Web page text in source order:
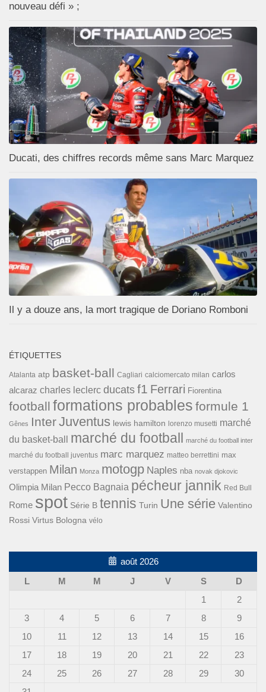
nouveau défi » ;
Ducati, des chiffres records même sans Marc Marquez
Il y a douze ans, la mort tragique de Doriano Romboni
ÉTIQUETTES
Atalanta atp basket-ball Cagliari calciomercato milan carlos
alcaraz charles leclerc ducats f1 Ferrari Fiorentina
football formations probables formule 1
Gênes InterJuventus lewis hamilton lorenzo musetti marché
du basket-ball
marché du football marché du football inter
marché du football juventus marc marquez matteo berrettini max
verstappen Milan Monza motogp Naples nba novak djokovic
Olimpia Milan Pecco Bagnaia pécheur jannik Red Bull
Rome spot Série B tennis Turin Une série Valentino
Rossi Virtus Bologna vélo
août 2026
L
M M J V S
D
1
2
3
4 5 6 7 8
9
10
11 12 13 14 15
16
17
18 19 20 21 22
23
24
25 26 27 28 29
30